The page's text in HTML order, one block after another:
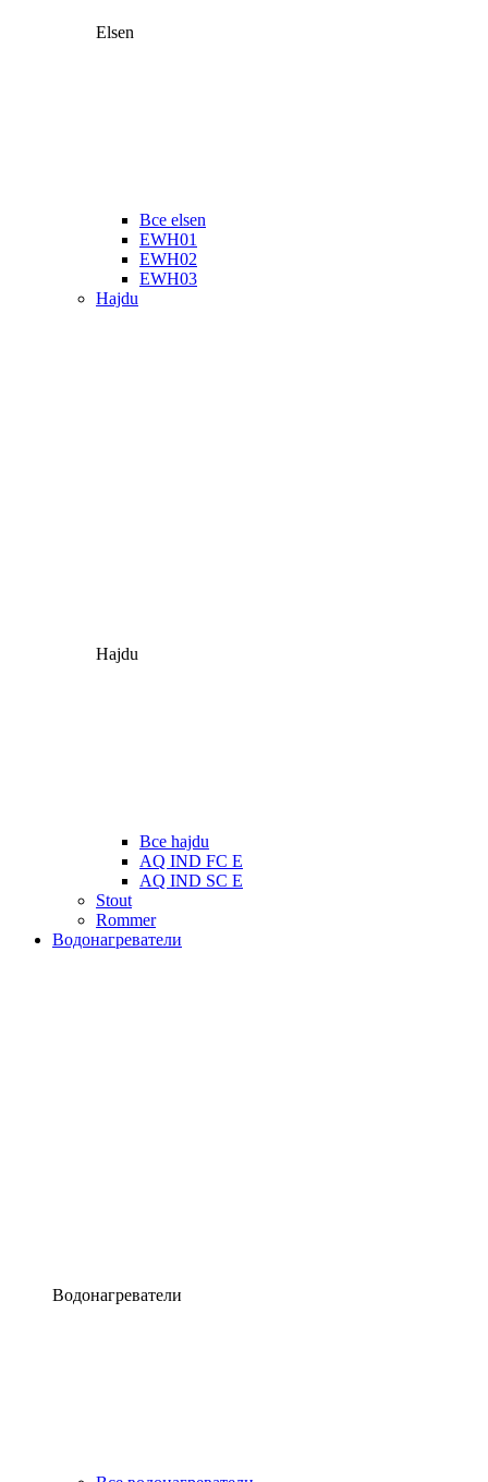
Elsen
Все elsen
EWH01
EWH02
EWH03
Hajdu
Hajdu
Все hajdu
AQ IND FC E
AQ IND SC E
Stout
Rommer
Водонагреватели
Водонагреватели